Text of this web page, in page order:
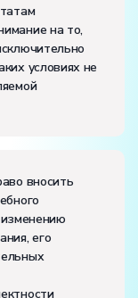
+10…+35
на то,
условиях не
вносить
его